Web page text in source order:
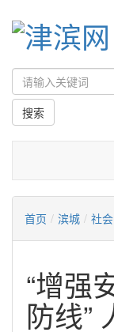
首页 / 滨城 / 社会
“增强
防线”